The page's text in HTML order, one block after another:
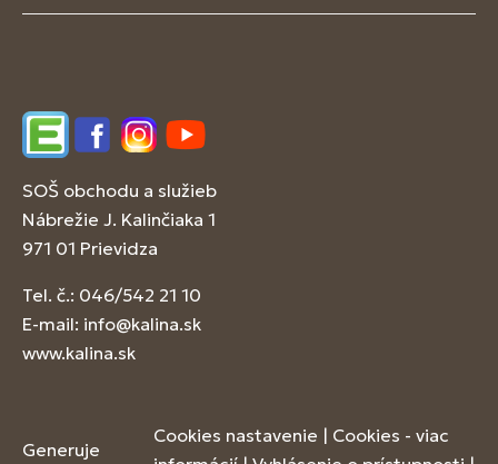
EdupageFacebookInstagram
YouTube
SOŠ obchodu a služieb
Nábrežie J. Kalinčiaka 1
971 01 Prievidza
Tel. č.: 046/542 21 10
E-mail: info@kalina.sk
www.kalina.sk
Generuje
Cookies nastavenie | Cookies - viac